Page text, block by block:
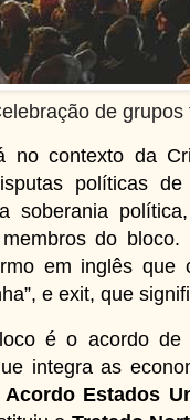
de
no contexto da
políticas
soberania
do bloco.
em inglês que
e exit, que
é o acordo de
integra as
Acordo Estados